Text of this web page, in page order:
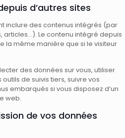
d’autres sites
inclure des contenus intégrés (par
Le contenu intégré depuis
la même manière que si le visiteur
des données sur vous, utiliser
de suivis tiers, suivre vos
embarqués si vous disposez d’un
web.
de vos données